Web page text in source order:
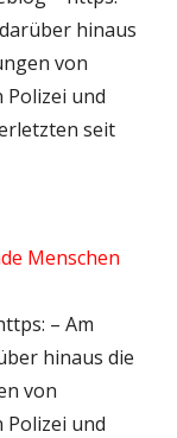
hinaus
von
und
seit
Menschen
– Am
hinaus die
von
und